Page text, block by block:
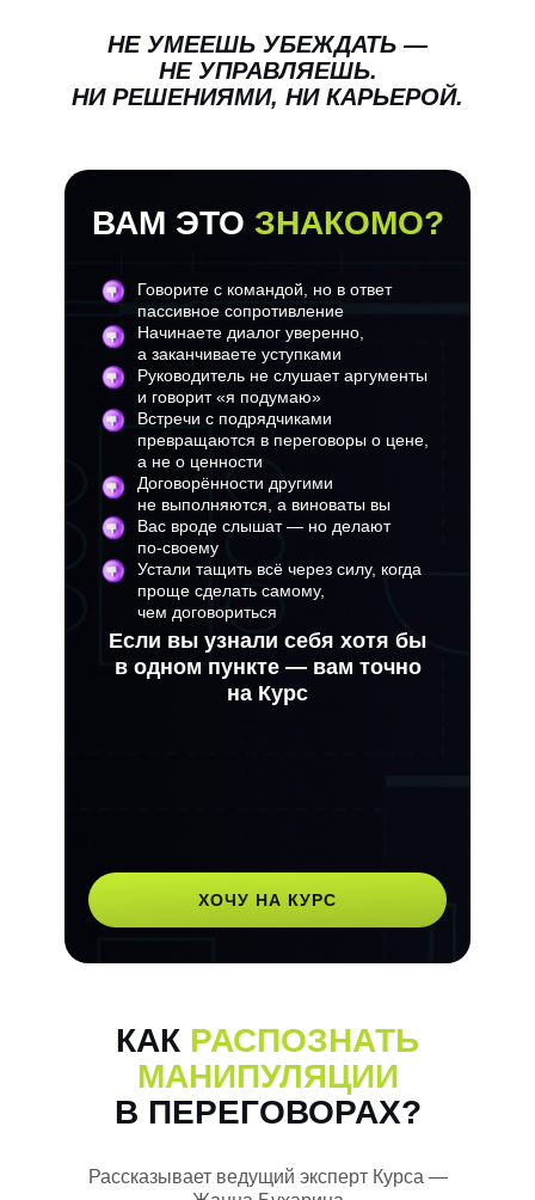
НЕ УМЕЕШЬ УБЕЖДАТЬ —
НЕ УПРАВЛЯЕШЬ.
НИ РЕШЕНИЯМИ, НИ КАРЬЕРОЙ.
Говорите с командой, но в ответ
пассивное сопротивление
Начинаете диалог уверенно,
а заканчиваете уступками
Руководитель не слушает аргументы
и говорит «я подумаю»
Встречи с подрядчиками
превращаются в переговоры о цене,
а не о ценности
Договорённости другими
не выполняются, а виноваты вы
Вас вроде слышат — но делают
по‑своему
Устали тащить всё через силу, когда
проще сделать самому,
чем договориться
Если вы узнали себя хотя бы
в одном пункте — вам точно
на Курс
ВАМ ЭТО ЗНАКОМО?
ХОЧУ НА КУРС
КАК РАСПОЗНАТЬ
МАНИПУЛЯЦИИ
В ПЕРЕГОВОРАХ?
Рассказывает ведущий эксперт Курса —